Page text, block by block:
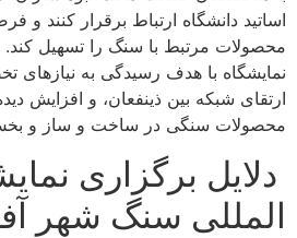
اساتید دانشگاه ارتباط برقرار کنند
محصولات مرتبط با سنگ را تسهیل کند.
نمایشگاه با هدف رسیدگی به
ارتقای شبکه بین ذینفعان، و افزایش
محصولات سنگی در ساخت و ساز و
دلایل برگزاری
المللی سنگ شهر